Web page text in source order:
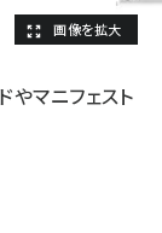
マニフェスト